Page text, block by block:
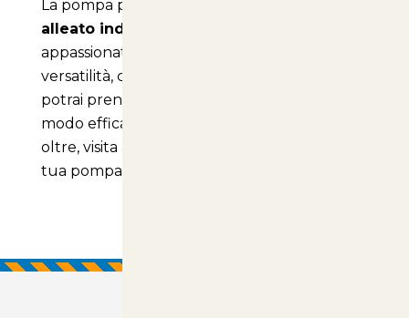
La pompa per giardino da 12 litri è un
alleato indispensabile
appassionato di giardinaggio. Grazie alla sua
versatilità, comfort e design ergonomico,
potrai prenderti cura delle tue piante in
modo efficace e senza fatica. Non aspettare
oltre, visita articolianimali.net
tua pompa oggi stesso!